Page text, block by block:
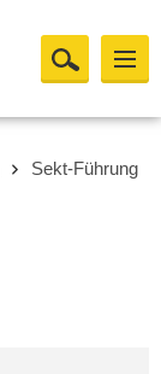
Sekt-Führung